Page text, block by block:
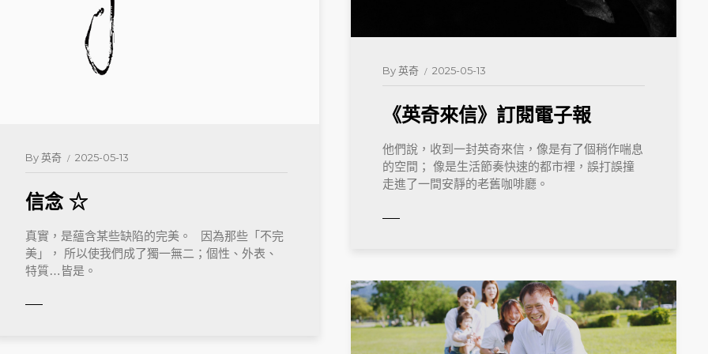
By英奇 2025-05-13
信念 ☆
真實，是蘊含某些缺陷的完美。 因為那些「不完
美」， 所以使我們成了獨一無二；個性、外表、
特質…皆是。
By英奇 2025-05-13
《英奇來信》訂閱電子報
他們說，收到一封英奇來信，像是有了個稍作喘息
的空間； 像是生活節奏快速的都市裡，誤打誤撞
走進了一間安靜的老舊咖啡廳。